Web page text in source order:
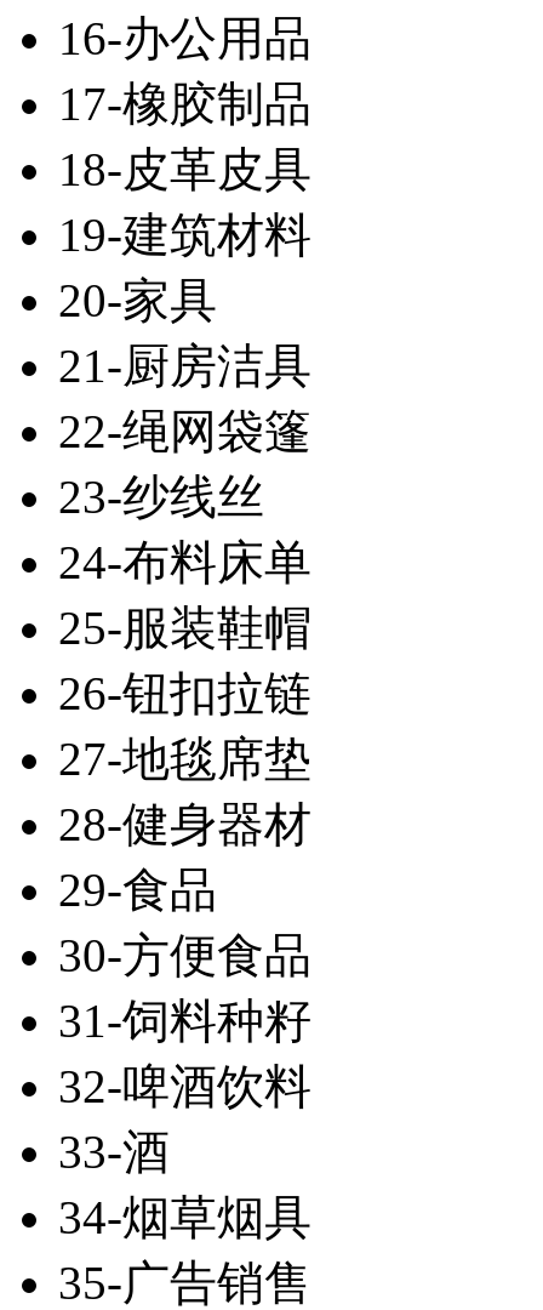
16-办公用品
17-橡胶制品
18-皮革皮具
19-建筑材料
20-家具
21-厨房洁具
22-绳网袋篷
23-纱线丝
24-布料床单
25-服装鞋帽
26-钮扣拉链
27-地毯席垫
28-健身器材
29-食品
30-方便食品
31-饲料种籽
32-啤酒饮料
33-酒
34-烟草烟具
35-广告销售